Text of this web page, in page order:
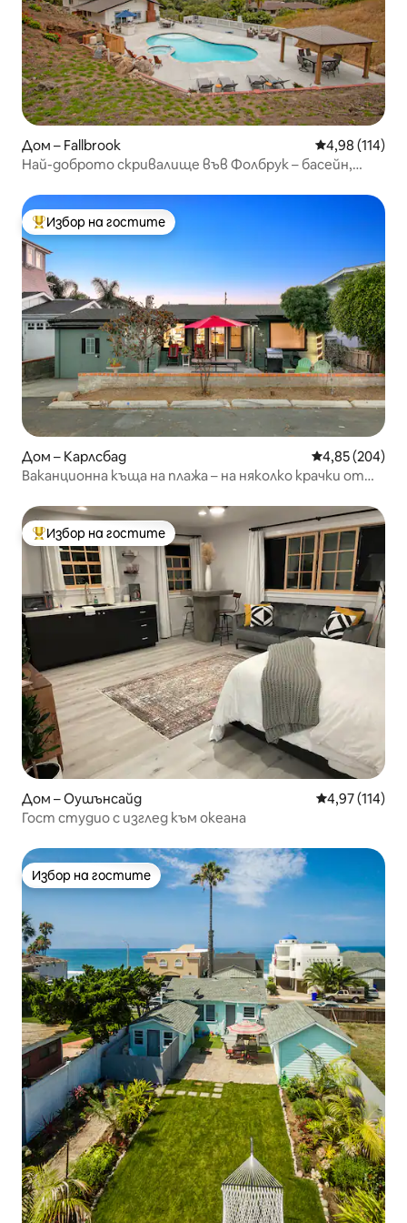
Дом – Fallbrook Средна
4,98 (114)
Най-доброто скривалище във Фолбрук – басейн,
Най-популярен избор на гостите
Избор на гостите
Дом – Карлсбад Средна
4,85 (204)
Ваканционна къща на плажа – на няколко крачки от
Най-популярен избор на гостите
Избор на гостите
Дом – Оушънсайд Средна
4,97 (114)
Гост студио с изглед към океана
Избор на гостите
Избор на гостите